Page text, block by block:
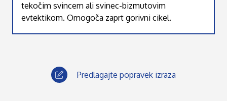
tekočim svincem ali svinec-bizmutovim
evtektikom. Omogoča zaprt gorivni cikel.
Predlagajte popravek izraza